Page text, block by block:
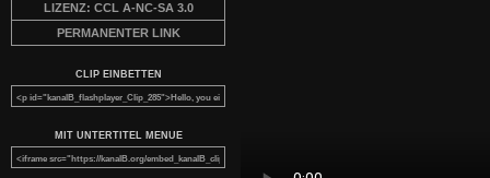
LIZENZ: CCL A-NC-SA 3.0
PERMANENTER LINK
CLIP EINBETTEN
MIT UNTERTITEL MENUE